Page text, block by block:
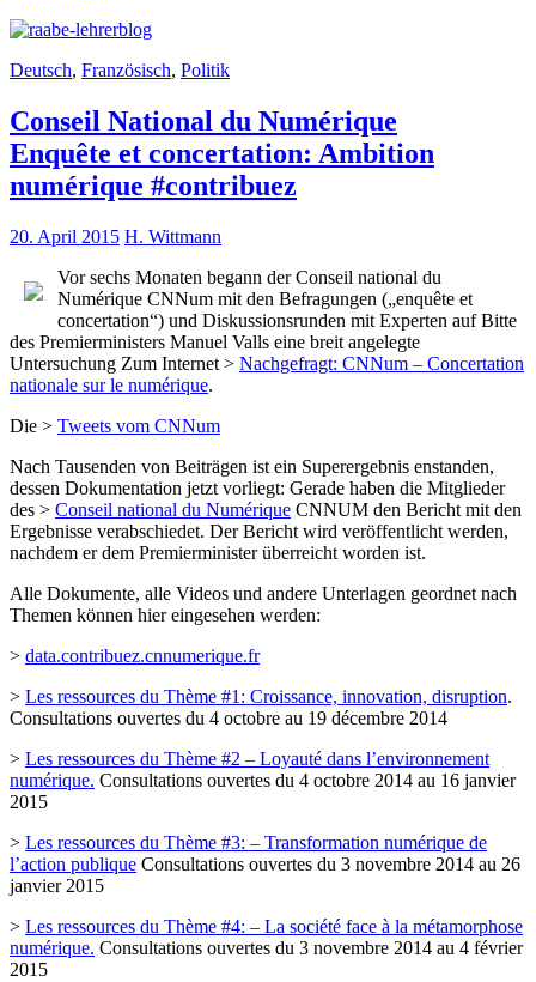
Deutsch, Französisch, Politik
Conseil National du Numérique
Enquête et concertation: Ambition
numérique #contribuez
20. April 2015 H. Wittmann
Vor sechs Monaten begann der Conseil national du
Numérique CNNum mit den Befragungen („enquête et
concertation“) und Diskussionsrunden mit Experten auf Bitte
des Premierministers Manuel Valls eine breit angelegte
Untersuchung Zum Internet > Nachgefragt: CNNum – Concertation
nationale sur le numérique.
Die > Tweets vom CNNum
Nach Tausenden von Beiträgen ist ein Superergebnis enstanden,
dessen Dokumentation jetzt vorliegt: Gerade haben die Mitglieder
des > Conseil national du Numérique CNNUM den Bericht mit den
Ergebnisse verabschiedet. Der Bericht wird veröffentlicht werden,
nachdem er dem Premierminister überreicht worden ist.
Alle Dokumente, alle Videos und andere Unterlagen geordnet nach
Themen können hier eingesehen werden:
> data.contribuez.cnnumerique.fr
> Les ressources du Thème #1: Croissance, innovation, disruption.
Consultations ouvertes du 4 octobre au 19 décembre 2014
> Les ressources du Thème #2 – Loyauté dans l’environnement
numérique. Consultations ouvertes du 4 octobre 2014 au 16 janvier
2015
> Les ressources du Thème #3: – Transformation numérique de
l’action publique Consultations ouvertes du 3 novembre 2014 au 26
janvier 2015
> Les ressources du Thème #4: – La société face à la métamorphose
numérique. Consultations ouvertes du 3 novembre 2014 au 4 février
2015